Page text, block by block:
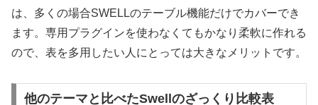
は、多くの場合SWELLのテーブル機能だけでカバーでき
ます。専用プラグインを使わなくてもかなり柔軟に作れる
ので、表を多用したい人にとっては大きなメリットです。
他のテーマと比べたSwellのざっくり比較表